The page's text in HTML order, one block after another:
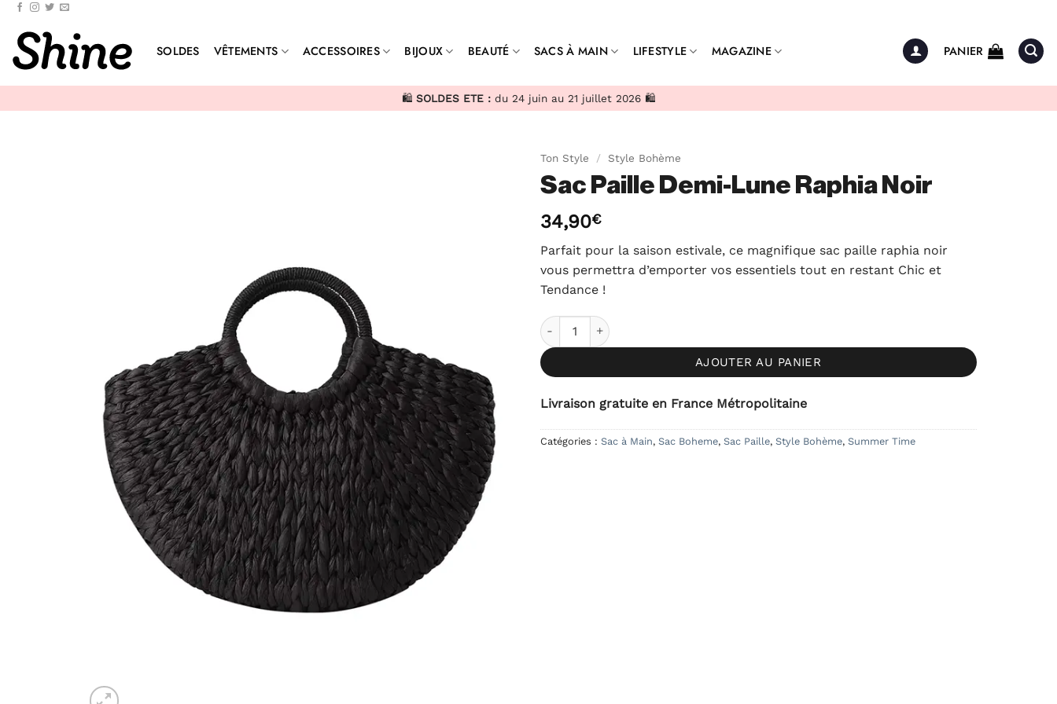
Passer
contenu
SOLDES VÊTEMENTS ACCESSOIRES BIJOUX BEAUTÉ SACS À MAIN LIFESTYLE MAGAZINE PANIER
🛍️ SOLDES ETE : du 24 juin au 21 juillet 2026 🛍️
Ton Style / Style Bohème
Sac Paille Demi-Lune Raphia Noir
34,90€
Parfait pour la saison estivale, ce magnifique sac paille raphia noir
vous permettra d’emporter vos essentiels tout en restant Chic et
Tendance !
quantité de Sac Paille Demi-Lune Raphia Noir
AJOUTER AU PANIER
Livraison gratuite en France Métropolitaine
Catégories : Sac à Main, Sac Boheme, Sac Paille, Style Bohème, Summer Time